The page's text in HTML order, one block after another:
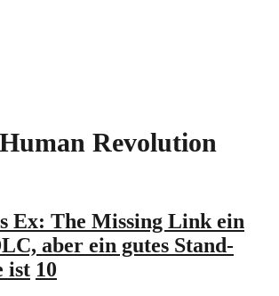
Revolution
Ex: The Missing Link ein
aber ein gutes Stand-
ist 10